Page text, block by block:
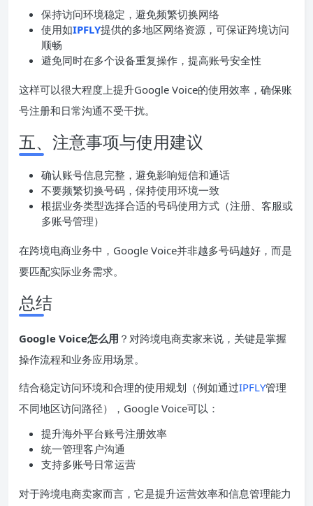
保持访问环境稳定，避免频繁切换网络
使用如IPFLY提供的多地区网络资源，可保证跨境访问
顺畅
避免同时在多个设备重复操作，提高账号安全性
这样可以很大程度上提升Google Voice的使用效率，确保账
号注册和日常沟通不受干扰。
五、注意事项与使用建议
确认账号信息完整，避免影响短信和通话
不要频繁切换号码，保持使用环境一致
根据业务类型选择合适的号码使用方式（注册、客服或
多账号管理）
在跨境电商业务中，Google Voice并非越多号码越好，而是
要匹配实际业务需求。
总结
Google Voice怎么用 ？对跨境电商卖家来说，关键是掌握
操作流程和业务应用场景。
结合稳定访问环境和合理的使用规划（例如通过IPFLY管理
不同地区访问路径），Google Voice可以：
提升海外平台账号注册效率
统一管理客户沟通
支持多账号日常运营
对于跨境电商卖家而言，它是提升运营效率和信息管理能力